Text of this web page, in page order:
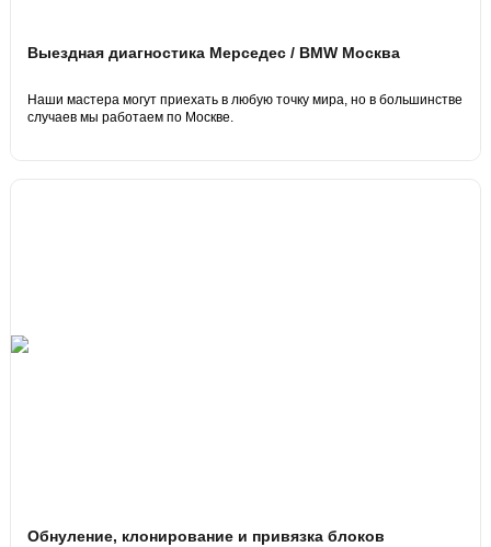
Выездная диагностика Мерседес / BMW Москва
Наши мастера могут приехать в любую точку мира, но в большинстве
случаев мы работаем по Москве.
Обнуление, клонирование и привязка блоков